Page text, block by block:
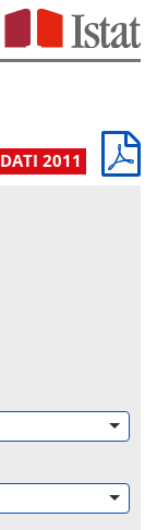
DATI 2011